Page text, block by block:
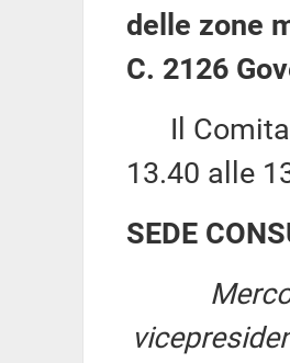
delle zone
C. 2126
Il
13.40 alle
SEDE